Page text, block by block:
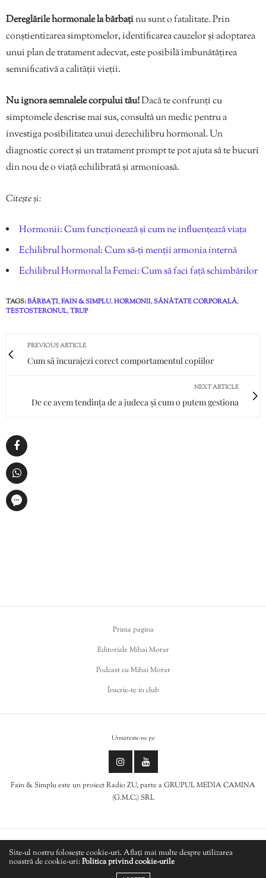
Dereglările hormonale la bărbaținu sunt o fatalitate. Prin
conștientizarea simptomelor, identificarea cauzelor și adoptarea
unui plan de tratament adecvat, este posibilă îmbunătățirea
semnificativă a calității vieții.
Nu ignora semnalele corpului tău!Dacă te confrunți cu
simptomele descrise mai sus, consultă un medic pentru a
investiga posibilitatea unui dezechilibru hormonal. Un
diagnostic corect și un tratament prompt te pot ajuta să te bucuri
din nou de o viață echilibrată și armonioasă.
Citește și:
Hormonii: Cum funcționează și cum ne influențează viața
Echilibrul hormonal: Cum să-ți menții armonia internă
Echilibrul Hormonal la Femei: Cum să faci față schimbărilor
TAGS:BĂRBAȚI,FAIN & SIMPLU,HORMONII,SĂNĂTATE CORPORALĂ,
TESTOSTERONUL,TRUP
PREVIOUS ARTICLE
Cum să încurajezi corect comportamentul copiilor
NEXT ARTICLE
De ce avem tendința de a judeca și cum o putem gestiona
Prima pagina
Editoriale Mihai Morar
Podcast cu Mihai Morar
Înscrie-te in club
Urmareste-ne pe
Fain & Simplu este un proiect Radio ZU, parte a GRUPUL MEDIA CAMINA
(G.M.C.) SRL
Politica de cookies
Politică de confidențialitate
Site-ul nostru folosește cookie-uri. Aflați mai multe despre utilizarea
noastră de cookie-uri:Politica privind cookie-urile